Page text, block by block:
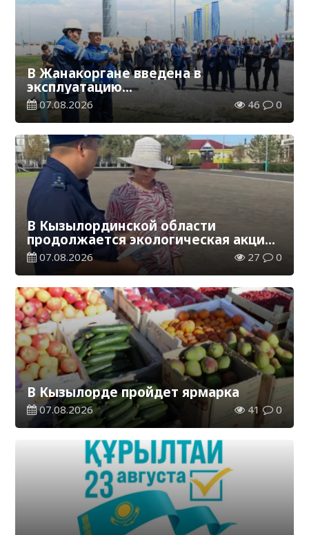
В Жанакоргане введена в
эксплуатацию
водораспределительная станция
07.08.2026 46 0
В Кызылординской области
продолжается экологическая акция
«Таза Қазақстан»
07.08.2026 27 0
В Кызылорде пройдет ярмарка
07.08.2026 41 0